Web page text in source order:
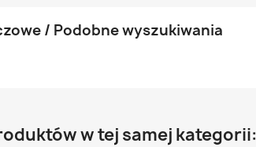
/ Podobne wyszukiwania
w tej samej kategorii: